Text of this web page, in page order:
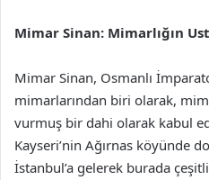
Mimar Sinan: Mimarlığın
Mimar Sinan, Osmanlı
mimarlarından biri olarak,
vurmuş bir dahi olarak kabul
Kayseri’nin Ağırnas köyünde
İstanbul’a gelerek burada